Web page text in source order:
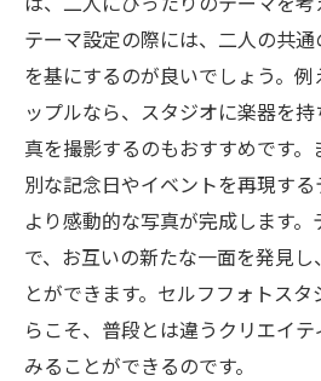
自分たちらしさを表現
スタジオでの撮影を特
イデア
二人の特技や趣味をテ
セルフフォトスタジオ
撮影後の写真編集の楽
リラックスした空間で撮る
ォトスタジオ活用法
テーマ設定の際には、二人の共
を基にするのが良いでしょう。
ップルなら、スタジオに楽器を
真を撮影するのもおすすめです
別な記念日やイベントを再現する
より感動的な写真が完成します
で、お互いの新たな一面を発見
とができます。セルフフォトス
らこそ、普段とは違うクリエイ
みることができるのです。